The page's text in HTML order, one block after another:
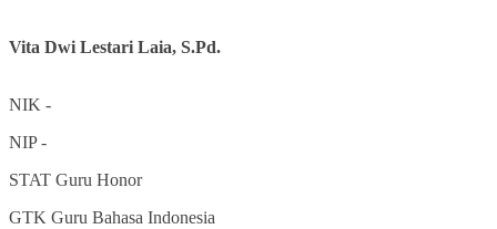
Vita Dwi Lestari Laia, S.Pd.
NIK -
NIP-
STAT Guru Honor
GTK Guru Bahasa Indonesia